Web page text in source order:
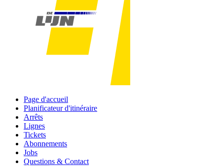
Page d'accueil
Planificateur d'itinéraire
Arrêts
Lignes
Tickets
Abonnements
Jobs
Questions & Contact